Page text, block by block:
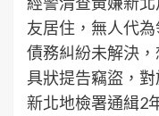
友居住，無人代
債務糾紛未解決
具狀提告竊盜，
新北地檢署通緝2